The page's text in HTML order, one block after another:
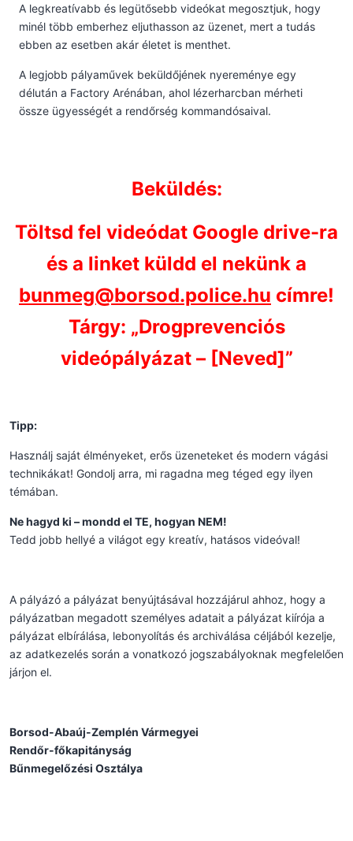
A legkreatívabb és legütősebb videókat megosztjuk, hogy
minél több emberhez eljuthasson az üzenet, mert a tudás
ebben az esetben akár életet is menthet.
A legjobb pályaművek beküldőjének nyereménye egy
délután a Factory Arénában, ahol lézerharcban mérheti
össze ügyességét a rendőrség kommandósaival.
Beküldés:
Töltsd fel videódat Google drive-ra
és a linket küldd el nekünk a
bunmeg@borsod.police.hu címre!
Tárgy: „Drogprevenciós
videópályázat – [Neved]”
Tipp:
Használj saját élményeket, erős üzeneteket és modern vágási
technikákat! Gondolj arra, mi ragadna meg téged egy ilyen
témában.
Ne hagyd ki – mondd el TE, hogyan NEM!
Tedd jobb hellyé a világot egy kreatív, hatásos videóval!
A pályázó a pályázat benyújtásával hozzájárul ahhoz, hogy a
pályázatban megadott személyes adatait a pályázat kiírója a
pályázat elbírálása, lebonyolítás és archiválása céljából kezelje,
az adatkezelés során a vonatkozó jogszabályoknak megfelelően
járjon el.
Borsod-Abaúj-Zemplén Vármegyei
Rendőr-főkapitányság
Bűnmegelőzési Osztálya